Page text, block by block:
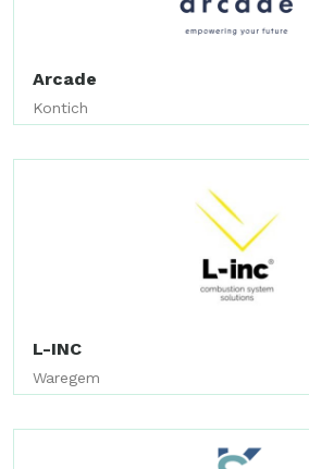
Arcade
Kontich
L-INC
Waregem